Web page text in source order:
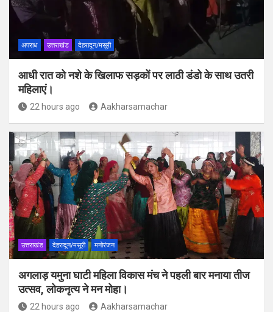
अपराध उत्तराखंड देहरादून/मसूरी
आधी रात को नशे के खिलाफ सड़कों पर लाठी डंडो के साथ उतरी
महिलाएं।
22 hours ago Aakharsamachar
उत्तराखंड देहरादून/मसूरी मनोरंजन
अगलाड़ यमुना घाटी महिला विकास मंच ने पहली बार मनाया तीज
उत्सव, लोकनृत्य ने मन मोहा।
22 hours ago Aakharsamachar